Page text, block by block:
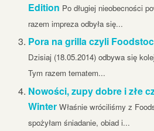
Edition Po długiej nieobecności
razem impreza odbyła się...
Pora na grilla czyli
Dzisiaj (18.05.2014) odbywa się
Tym razem tematem...
Nowości, zupy dobre i złe
Winter Właśnie wróciliśmy z
spożyłam śniadanie, obiad i...